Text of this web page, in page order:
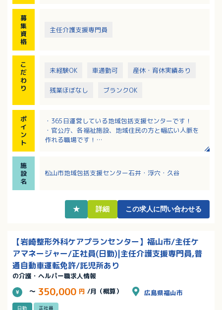
す。
募
集
資
格
主任介護支援専門員
こ
だ
わ
り
未経験OK 車通勤可 産休・育休実績あり
残業ほぼなし ブランクOK
ポ
イ
ン
ト
・365日運営している地域包括支援センターです！
・官公庁、各福祉施設、地域住民の方と幅広い人脈を
作れる職場です！
施
設
名
松山市地域包括支援センター石井・浮穴・久谷
★ 詳細 この求人に問い合わせる
【岩崎整形外科ケアプランセンター】福山市/主任ケ
アマネージャー/正社員(日勤)|主任介護支援専門員,普
通自動車運転免許/託児所あり
の介護・ヘルパー職求人情報
～ 350,000 円 /月（概算） 広島県福山市
日勤 正社員